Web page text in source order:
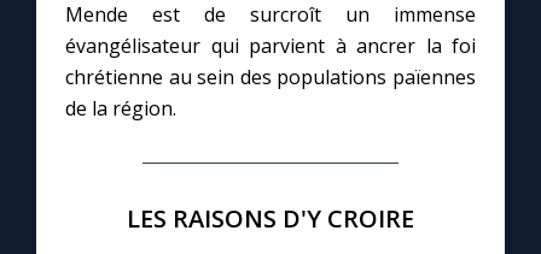
Marie qui défait les nœuds
Me consacrer à Jésus par Marie
Mes intentions de prière
Une Minute avec Marie
Mende est de surcroît un immense
évangélisateur qui parvient à ancrer la foi
chrétienne au sein des populations païennes
de la région.
LES RAISONS D'Y CROIRE